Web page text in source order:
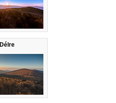
Délre